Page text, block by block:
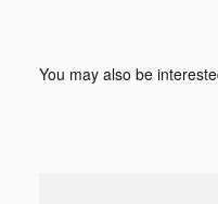
You may also be